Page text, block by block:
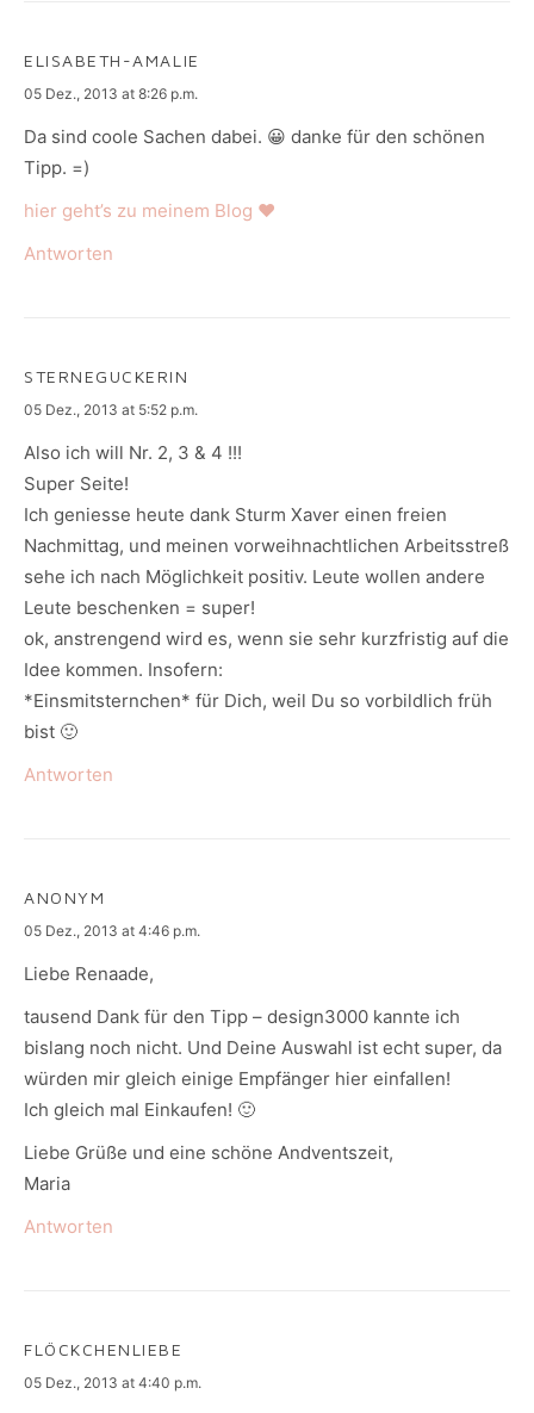
ELISABETH-AMALIE
says:
05 Dez., 2013 at 8:26 p.m.
Da sind coole Sachen dabei. 😀 danke für den schönen
Tipp. =)
hier geht’s zu meinem Blog ♥
Antworten
STERNEGUCKERIN
says:
05 Dez., 2013 at 5:52 p.m.
Also ich will Nr. 2, 3 & 4 !!!
Super Seite!
Ich geniesse heute dank Sturm Xaver einen freien
Nachmittag, und meinen vorweihnachtlichen Arbeitsstreß
sehe ich nach Möglichkeit positiv. Leute wollen andere
Leute beschenken = super!
ok, anstrengend wird es, wenn sie sehr kurzfristig auf die
Idee kommen. Insofern:
*Einsmitsternchen* für Dich, weil Du so vorbildlich früh
bist 🙂
Antworten
ANONYM
says:
05 Dez., 2013 at 4:46 p.m.
Liebe Renaade,
tausend Dank für den Tipp – design3000 kannte ich
bislang noch nicht. Und Deine Auswahl ist echt super, da
würden mir gleich einige Empfänger hier einfallen!
Ich gleich mal Einkaufen! 🙂
Liebe Grüße und eine schöne Andventszeit,
Maria
Antworten
FLÖCKCHENLIEBE
says:
05 Dez., 2013 at 4:40 p.m.